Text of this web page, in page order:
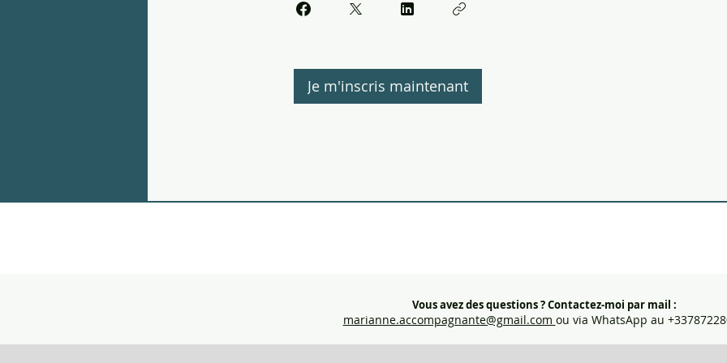
Je m'inscris maintenant
Vous avez des questions ?Contactez-moi par mail :
marianne.accompagnante@gmail.com ou via WhatsApp au